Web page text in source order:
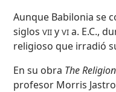
Aunque Babilonia se
siglos VII y VI a. E.C.,
religioso que irradió
En su obra The
profesor Morris